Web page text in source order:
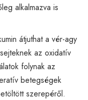
alkalmazva is
átjuthat a vér-agy
az oxidatív
folynak az
betegségek
szerepéről.